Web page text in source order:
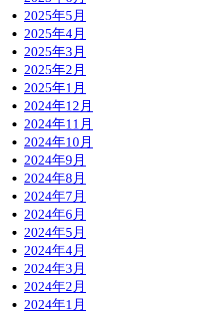
2025年5月
2025年4月
2025年3月
2025年2月
2025年1月
2024年12月
2024年11月
2024年10月
2024年9月
2024年8月
2024年7月
2024年6月
2024年5月
2024年4月
2024年3月
2024年2月
2024年1月